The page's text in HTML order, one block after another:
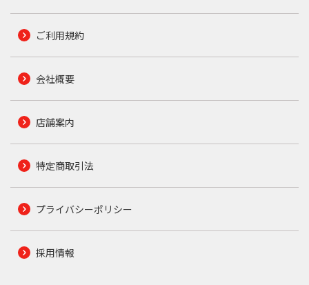
ご利用規約
会社概要
店舗案内
特定商取引法
プライバシーポリシー
採用情報